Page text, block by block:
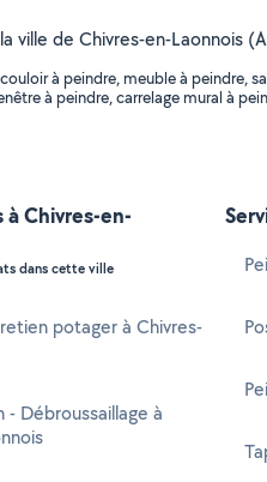
ville de Chivres-en-Laonnois
à peindre, meuble à peindre,
à peindre, carrelage mural à
Chivres-en-
dans cette ville
potager à Chivres-
- Débroussaillage à